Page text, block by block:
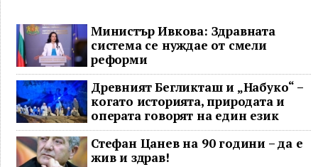
Министър Ивкова: Здравната
система се нуждае от смели
реформи
Древният Бегликташ и „Набуко“ –
когато историята, природата и
операта говорят на един език
Стефан Цанев на 90 години – да е
жив и здрав!